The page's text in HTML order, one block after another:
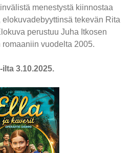
menestystä kiinnostaa
tekevän Rita
perustuu Juha Itkosen
vuodelta 2005.
ilta 3.10.2025.